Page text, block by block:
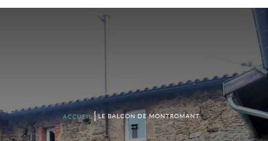
ACCUEIL LE BALCON DE MONTROMANT